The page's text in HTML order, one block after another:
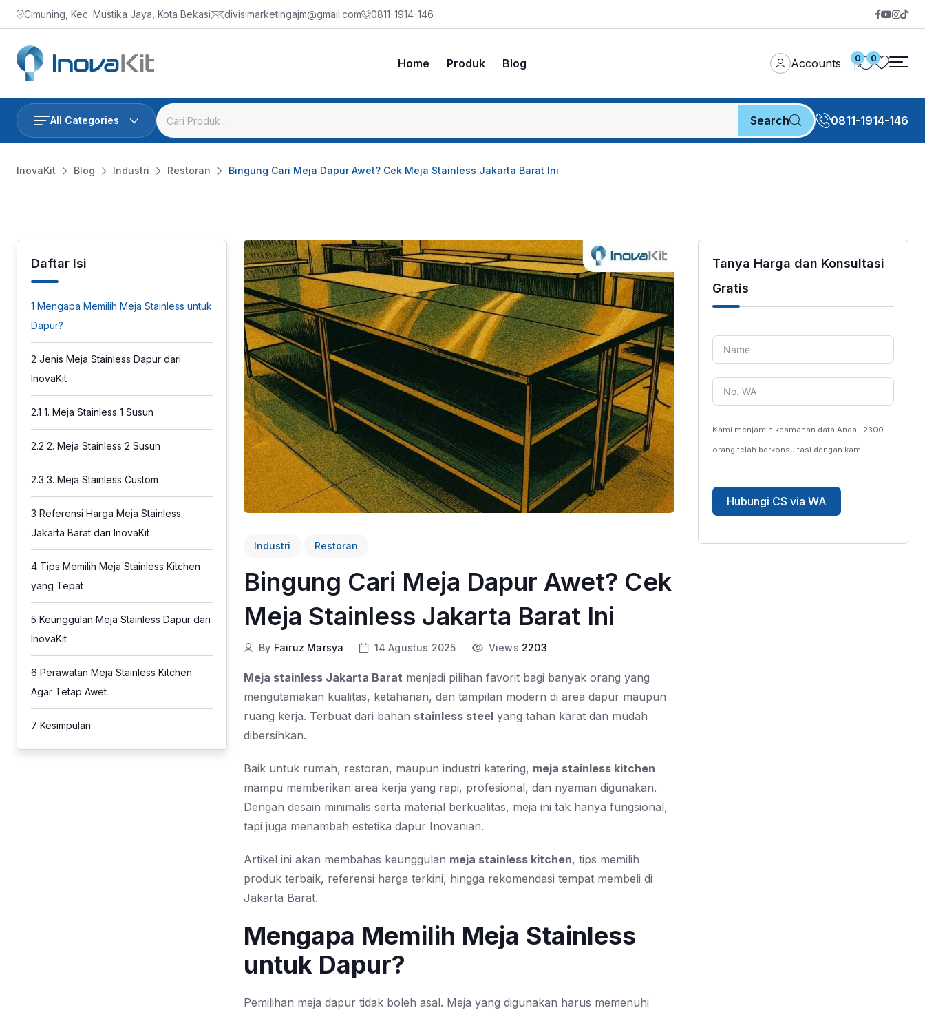
Skip
to
content
Cimuning, Kec. Mustika Jaya, Kota Bekasi divisimarketingajm@gmail.com 0811-1914-146
Home Produk Blog Accounts 0 0
All Categories Search 0811-1914-146
InovaKit Blog Industri Restoran Bingung Cari Meja Dapur Awet? Cek Meja Stainless Jakarta Barat Ini
Daftar Isi
1 Mengapa Memilih Meja Stainless untuk
Dapur?
2 Jenis Meja Stainless Dapur dari
InovaKit
2.1 1. Meja Stainless 1 Susun
2.2 2. Meja Stainless 2 Susun
2.3 3. Meja Stainless Custom
3 Referensi Harga Meja Stainless
Jakarta Barat dari InovaKit
4 Tips Memilih Meja Stainless Kitchen
yang Tepat
5 Keunggulan Meja Stainless Dapur dari
InovaKit
6 Perawatan Meja Stainless Kitchen
Agar Tetap Awet
7 Kesimpulan
Industri Restoran
Bingung Cari Meja Dapur Awet? Cek
Meja Stainless Jakarta Barat Ini
By Fairuz Marsya 14 Agustus 2025 Views 2203
Meja stainless Jakarta Barat menjadi pilihan favorit bagi banyak orang yang
mengutamakan kualitas, ketahanan, dan tampilan modern di area dapur maupun
ruang kerja. Terbuat dari bahan stainless steel yang tahan karat dan mudah
dibersihkan.
Baik untuk rumah, restoran, maupun industri katering, meja stainless kitchen
mampu memberikan area kerja yang rapi, profesional, dan nyaman digunakan.
Dengan desain minimalis serta material berkualitas, meja ini tak hanya fungsional,
tapi juga menambah estetika dapur Inovanian.
Artikel ini akan membahas keunggulan meja stainless kitchen, tips memilih
produk terbaik, referensi harga terkini, hingga rekomendasi tempat membeli di
Jakarta Barat.
Mengapa Memilih Meja Stainless
untuk Dapur?
Pemilihan meja dapur tidak boleh asal. Meja yang digunakan harus memenuhi
Tanya Harga dan Konsultasi
Gratis
Kami menjamin keamanan data Anda. 2300+
orang telah berkonsultasi dengan kami.
Hubungi CS via WA